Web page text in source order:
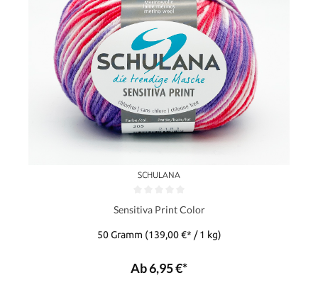
SCHULANA
Sensitiva Print Color
50 Gramm (139,00 €* / 1 kg)
Ab 6,95 €*